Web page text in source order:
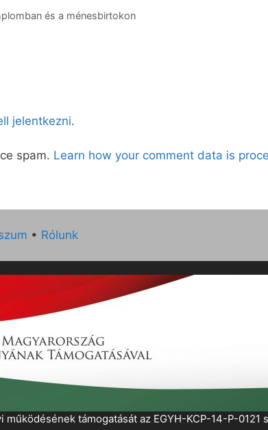
és a ménesbirtokon
jelentkezni.
spam. Learn how your comment data is
• Rólunk
működésének támogatását az EGYH-KCP-14-P-